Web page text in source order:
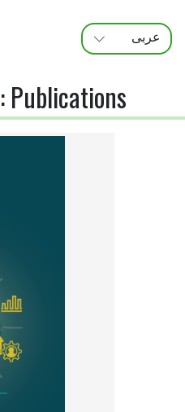
عربى
ENGLISH
FRANÇAIS
:Publications